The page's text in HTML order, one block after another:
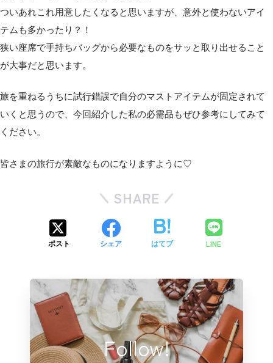
ついあれこれ用意したくなると思いますが、意外と使わないアイ
テムも多かったり？！
狭い座席で手持ちバッグから必要なものをサッと取り出せること
が大事だと思います。
旅を重ねるうちに試行錯誤で自分のマストアイテムが固定されて
いくと思うので、今回紹介した私の必需品もぜひ参考にしてみて
ください。
皆さまの旅行が素敵なものになりますように♡
SHARE
ポスト シェア はてブ LINE
Follow!